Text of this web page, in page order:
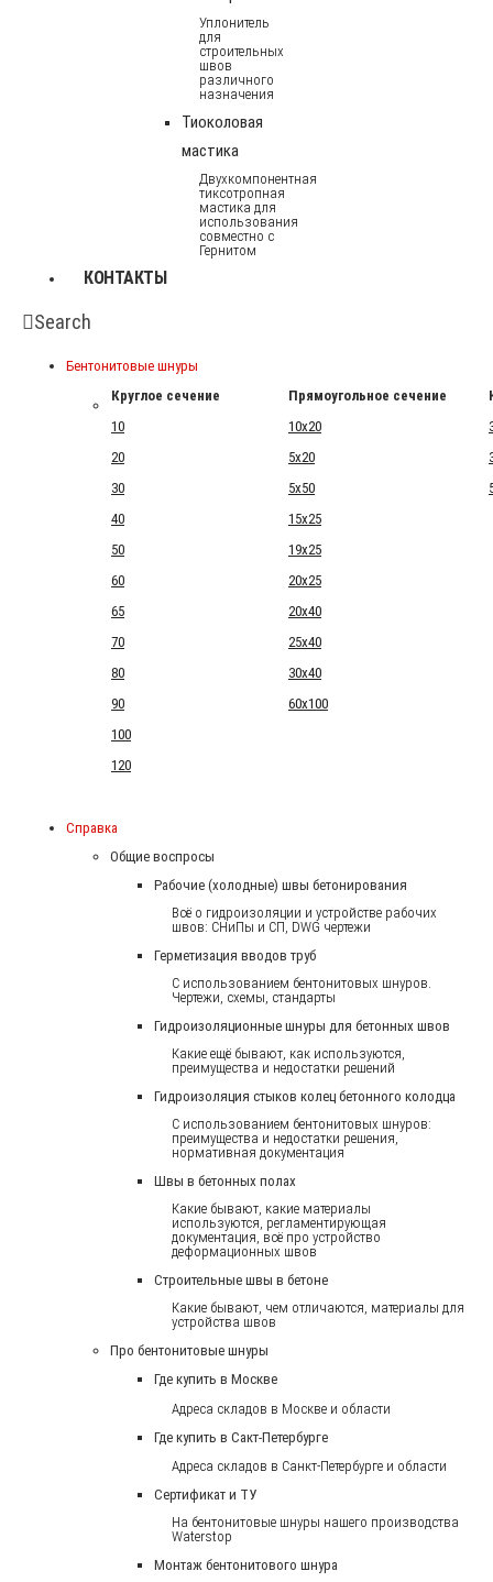
Уплонитель
для
строительных
швов
различного
назначения
Тиоколовая
мастика
Двухкомпонентная
тиксотропная
мастика для
использования
совместно с
Гернитом
КОНТАКТЫ
Search
Бентонитовые шнуры
Круглое сечение
Прямоугольное сечение
10
10x20
20
5x20
30
5x50
40
15x25
50
19x25
60
20x25
65
20x40
70
25x40
80
30x40
90
60x100
100
120
Справка
Общие воспросы
Рабочие (холодные) швы бетонирования
Всё о гидроизоляции и устройстве рабочих
швов: СНиПы и СП, DWG чертежи
Герметизация вводов труб
С использованием бентонитовых шнуров.
Чертежи, схемы, стандарты
Гидроизоляционные шнуры для бетонных швов
Какие ещё бывают, как используются,
преимущества и недостатки решений
Гидроизоляция стыков колец бетонного колодца
С использованием бентонитовых шнуров:
преимущества и недостатки решения,
нормативная документация
Швы в бетонных полах
Какие бывают, какие материалы
используются, регламентирующая
документация, всё про устройство
деформационных швов
Строительные швы в бетоне
Какие бывают, чем отличаются, материалы для
устройства швов
Про бентонитовые шнуры
Где купить в Москве
Адреса складов в Москве и области
Где купить в Сакт-Петербурге
Адреса складов в Санкт-Петербурге и области
Сертификат и ТУ
На бентонитовые шнуры нашего производства
Waterstop
Монтаж бентонитового шнура